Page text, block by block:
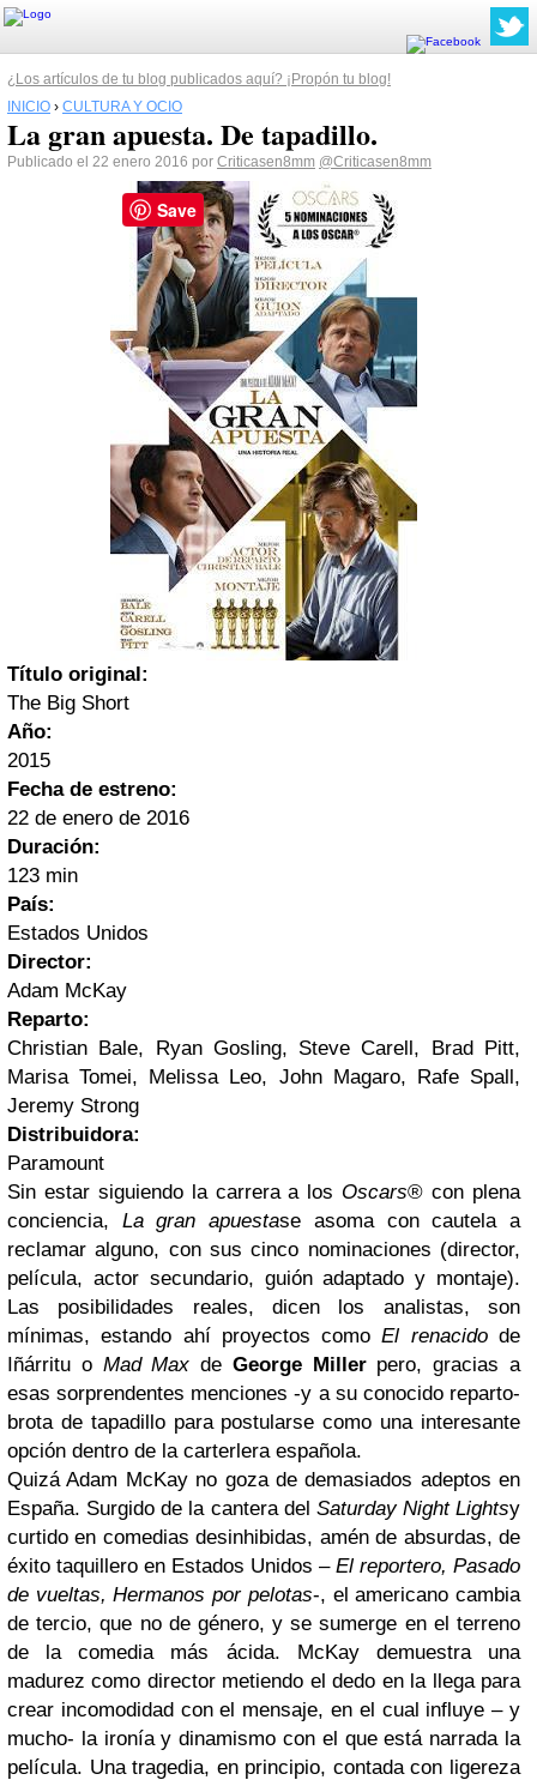
¿Los artículos de tu blog publicados aquí? ¡Propón tu blog!
INICIO › CULTURA Y OCIO
La gran apuesta. De tapadillo.
Publicado el 22 enero 2016 por Criticasen8mm @Criticasen8mm
Título original:
The Big Short
Año:
2015
Fecha de estreno:
22 de enero de 2016
Duración:
123 min
País:
Estados Unidos
Director:
Adam McKay
Reparto:
Christian Bale, Ryan Gosling, Steve Carell, Brad Pitt,
Marisa Tomei, Melissa Leo, John Magaro, Rafe Spall,
Jeremy Strong
Distribuidora:
Paramount
Sin estar siguiendo la carrera a los Oscars® con plena
conciencia, La gran apuestase asoma con cautela a
reclamar alguno, con sus cinco nominaciones (director,
película, actor secundario, guión adaptado y montaje).
Las posibilidades reales, dicen los analistas, son
mínimas, estando ahí proyectos comoEl renacidode
Iñárritu o Mad Maxde George Millerpero, gracias a
esas sorprendentes menciones -y a su conocido reparto-
brota de tapadillo para postularse como una interesante
opción dentro de la carterlera española.
Quizá Adam McKay no goza de demasiados adeptos en
España. Surgido de la cantera del Saturday Night Lightsy
curtido en comedias desinhibidas, amén de absurdas, de
éxito taquillero en Estados Unidos – El reportero, Pasado
de vueltas, Hermanos por pelotas-, el americano cambia
de tercio, que no de género, y se sumerge en el terreno
de la comedia más ácida. McKay demuestra una
madurez como director metiendo el dedo en la llega para
crear incomodidad con el mensaje, en el cual influye – y
mucho- la ironía y dinamismo con el que está narrada la
película. Una tragedia, en principio, contada con ligereza
Save